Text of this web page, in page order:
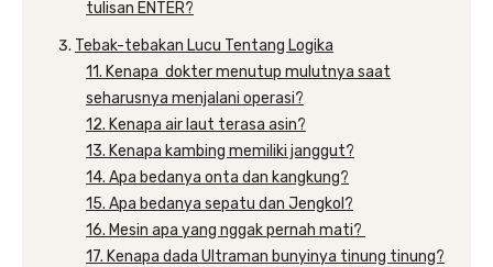
tulisan ENTER?
Tebak-tebakan Lucu Tentang Logika
11. Kenapa dokter menutup mulutnya saat
seharusnya menjalani operasi?
12. Kenapa air laut terasa asin?
13. Kenapa kambing memiliki janggut?
14. Apa bedanya onta dan kangkung?
15. Apa bedanya sepatu dan Jengkol?
16. Mesin apa yang nggak pernah mati?
17. Kenapa dada Ultraman bunyinya tinung tinung?